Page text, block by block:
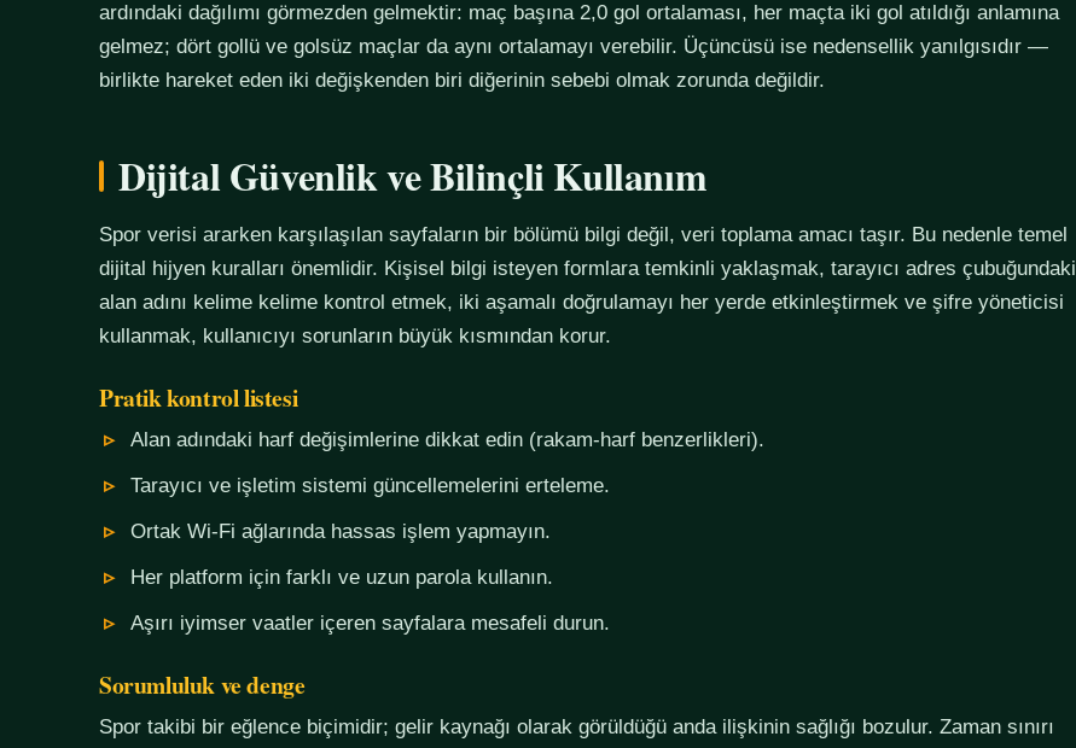
ardındaki dağılımı görmezden gelmektir: maç başına 2,0 gol ortalaması, her maçta iki gol atıldığı anlamına
gelmez; dört gollü ve golsüz maçlar da aynı ortalamayı verebilir. Üçüncüsü ise nedensellik yanılgısıdır —
birlikte hareket eden iki değişkenden biri diğerinin sebebi olmak zorunda değildir.
Dijital Güvenlik ve Bilinçli Kullanım
Spor verisi ararken karşılaşılan sayfaların bir bölümü bilgi değil, veri toplama amacı taşır. Bu nedenle temel
dijital hijyen kuralları önemlidir. Kişisel bilgi isteyen formlara temkinli yaklaşmak, tarayıcı adres çubuğundaki
alan adını kelime kelime kontrol etmek, iki aşamalı doğrulamayı her yerde etkinleştirmek ve şifre yöneticisi
kullanmak, kullanıcıyı sorunların büyük kısmından korur.
Pratik kontrol listesi
Alan adındaki harf değişimlerine dikkat edin (rakam-harf benzerlikleri).
Tarayıcı ve işletim sistemi güncellemelerini erteleme.
Ortak Wi-Fi ağlarında hassas işlem yapmayın.
Her platform için farklı ve uzun parola kullanın.
Aşırı iyimser vaatler içeren sayfalara mesafeli durun.
Sorumluluk ve denge
Spor takibi bir eğlence biçimidir; gelir kaynağı olarak görüldüğü anda ilişkinin sağlığı bozulur. Zaman sınırı